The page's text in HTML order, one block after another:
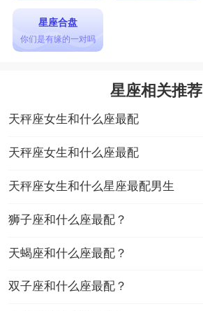
3 反正我也没有很爱你!
4 你的朋友怎么这么老土!
星座乐原创文章，转载需注明出处
星座合盘
你们是有缘的一对吗
星座相关推荐
天秤座女生和什么座最配
天秤座女生和什么座最配
天秤座女生和什么星座最配男生
狮子座和什么座最配？
天蝎座和什么座最配？
双子座和什么座最配？